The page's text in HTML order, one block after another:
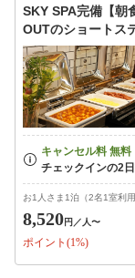
SKY SPA完備【
OUTのショートス
お1人さま1泊（2名1室利
8,520円 ／人〜
ポイント(1%)